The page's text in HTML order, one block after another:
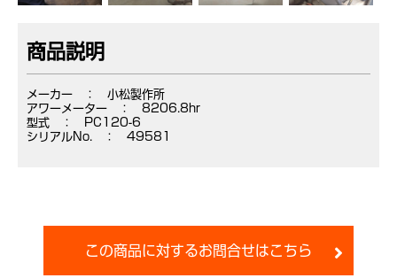
商品説明
メーカー ： 小松製作所
アワーメーター ： 8206.8hr
型式 ： PC120-6
シリアルNo. ： 49581
この商品に対するお問合せはこちら